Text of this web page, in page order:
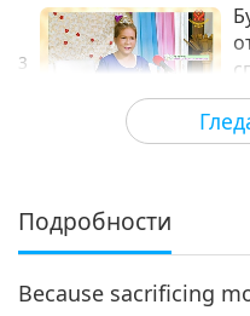
3
Между Учителя и учениците
4
34:49
Между Учителя и учениците
Подробности
Because sacrificing